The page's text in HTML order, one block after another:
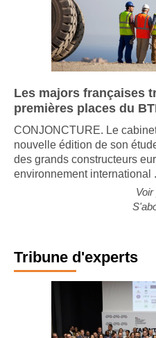
Les majors françaises
premières places du
CONJONCTURE. Le
nouvelle édition de son
des grands constructeurs
environnement international
Voir
Tribune d'experts